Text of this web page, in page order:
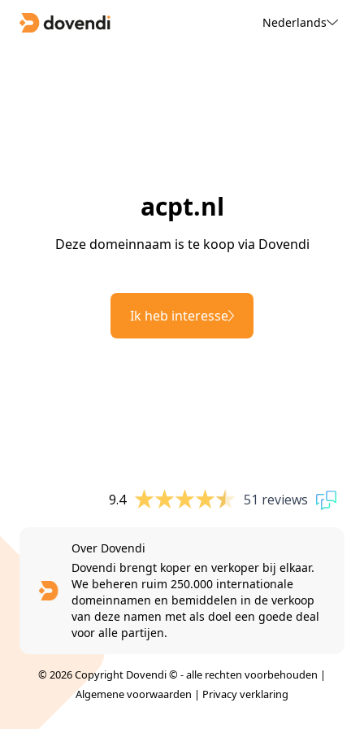
Nederlands
acpt.nl
Deze domeinnaam is te koop via Dovendi
Ik heb interesse
9.4 51 reviews
Over Dovendi
Dovendi brengt koper en verkoper bij elkaar.
We beheren ruim 250.000 internationale
domeinnamen en bemiddelen in de verkoop
van deze namen met als doel een goede deal
voor alle partijen.
© 2026 Copyright Dovendi © - alle rechten voorbehouden |
Algemene voorwaarden | Privacy verklaring